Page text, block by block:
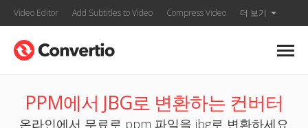
Video Editor Add Subtitles to Video Compress Video 더 보기
PPM에서 JBG로 변환하는 컨버터
온라인에서 무료로 ppm 파일을 jbg로 변환하세요